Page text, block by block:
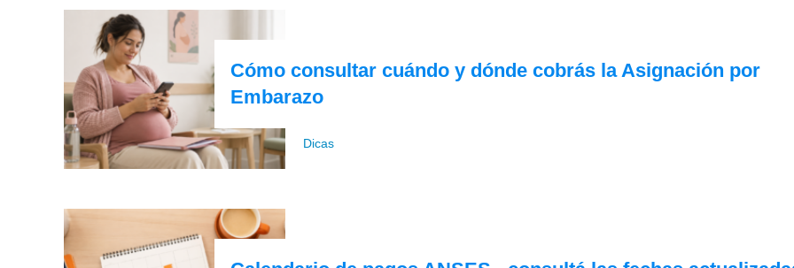
Cómo consultar cuándo y dónde cobrás la Asignación por
Embarazo
Dicas